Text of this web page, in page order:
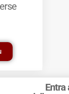
Entra